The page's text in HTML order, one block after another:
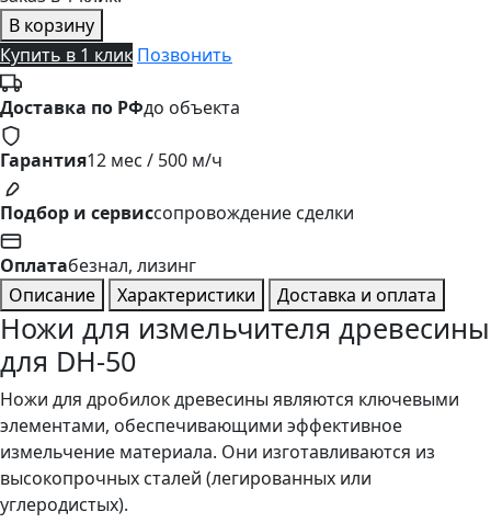
В корзину
Купить в 1 клик Позвонить
Доставка по РФдо объекта
Гарантия12 мес / 500 м/ч
Подбор и сервиссопровождение сделки
Оплатабезнал, лизинг
Описание
Характеристики Доставка и оплата
Ножи для измельчителя древесины
для DH-50
Ножи для дробилок древесины являются ключевыми
элементами, обеспечивающими эффективное
измельчение материала. Они изготавливаются из
высокопрочных сталей (легированных или
углеродистых).